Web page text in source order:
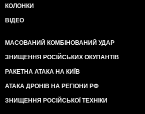
КОЛОНКИ
ВІДЕО
МАСОВАНИЙ КОМБІНОВАНИЙ УДАР
ЗНИЩЕННЯ РОСІЙСЬКИХ ОКУПАНТІВ
РАКЕТНА АТАКА НА КИЇВ
АТАКА ДРОНІВ НА РЕГІОНИ РФ
ЗНИЩЕННЯ РОСІЙСЬКОЇ ТЕХНІКИ